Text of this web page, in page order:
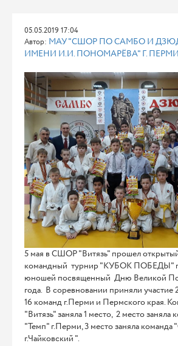
05.05.2019 17:04
Автор: МАУ "СШОР ПО САМБО И
ИМЕНИ И.И. ПОНОМАРЁВА" Г. ПЕРМИ
5 мая в СШОР "Витязь" прошел
командный турнир "КУБОК ПОБЕДЫ"
юношей посвященный Дню Великой
года. В соревновании приняли участие
16 команд г.Перми и Пермского края.
"Витязь" заняла 1 место, 2 место заняла
"Темп" г.Перми, 3 место заняла команда
г.Чайковский ".